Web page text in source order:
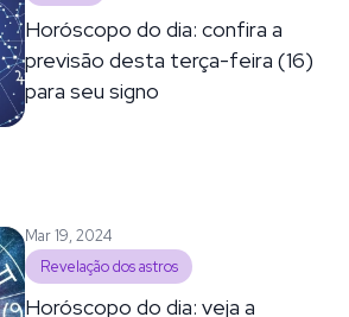
Horóscopo do dia: confira a
previsão desta terça-feira (16)
para seu signo
Mar 19, 2024
Revelação dos astros
Horóscopo do dia: veja a